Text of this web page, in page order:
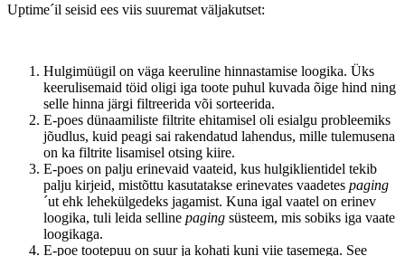
Uptime´il seisid ees viis suuremat väljakutset:
Hulgimüügil on väga keeruline hinnastamise loogika. Üks
keerulisemaid töid oligi iga toote puhul kuvada õige hind ning
selle hinna järgi filtreerida või sorteerida.
E-poes dünaamiliste filtrite ehitamisel oli esialgu probleemiks
jõudlus, kuid peagi sai rakendatud lahendus, mille tulemusena
on ka filtrite lisamisel otsing kiire.
E-poes on palju erinevaid vaateid, kus hulgiklientidel tekib
palju kirjeid, mistõttu kasutatakse erinevates vaadetes paging
´ut ehk lehekülgedeks jagamist. Kuna igal vaatel on erinev
loogika, tuli leida selline paging süsteem, mis sobiks iga vaate
loogikaga.
E-poe tootepuu on suur ja kohati kuni viie tasemega. See